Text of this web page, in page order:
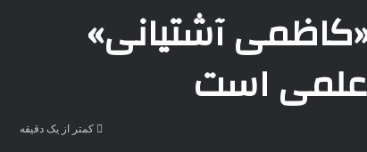
آشتیانی»
علمی است
کمتر از یک دقیقه